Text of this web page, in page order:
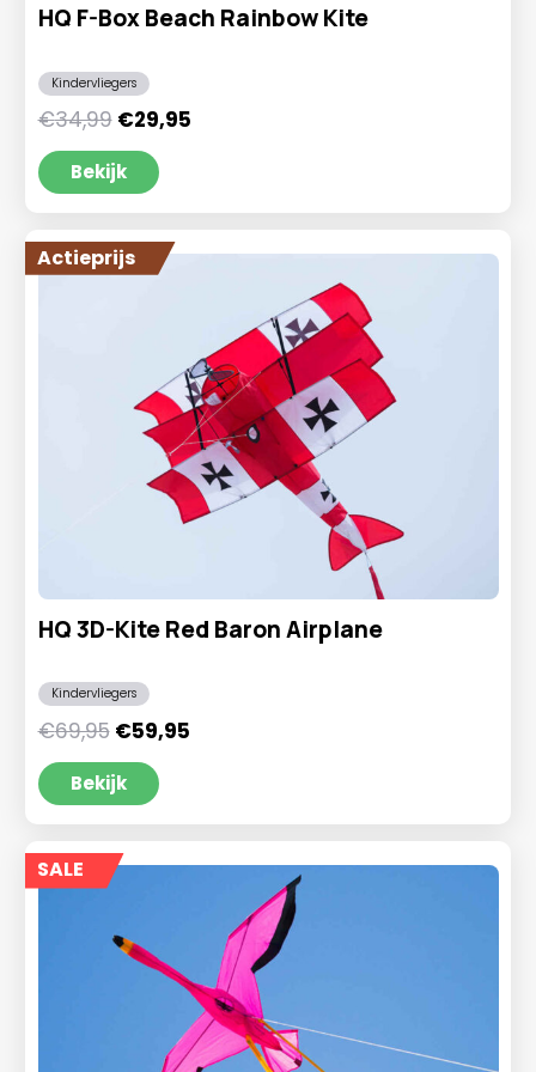
HQ F-Box Beach Rainbow Kite
Kindervliegers
€34,99 Oorspronkelijke
prijs
was:
€34,99.
€29,95Huidige
Bekijk
Actieprijs
HQ 3D-Kite Red Baron Airplane
Kindervliegers
€69,95 Oorspronkelijke
prijs
was:
€69,95.
€59,95Huidige
Bekijk
SALE